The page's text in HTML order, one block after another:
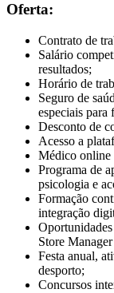
Oferta:
Contrato de
Salário
resultados;
Horário de
Seguro de
especiais para
Desconto de
Acesso a
Médico online
Programa de
psicologia e
Formação
integração
Store
Festa anual,
desporto;
Concursos